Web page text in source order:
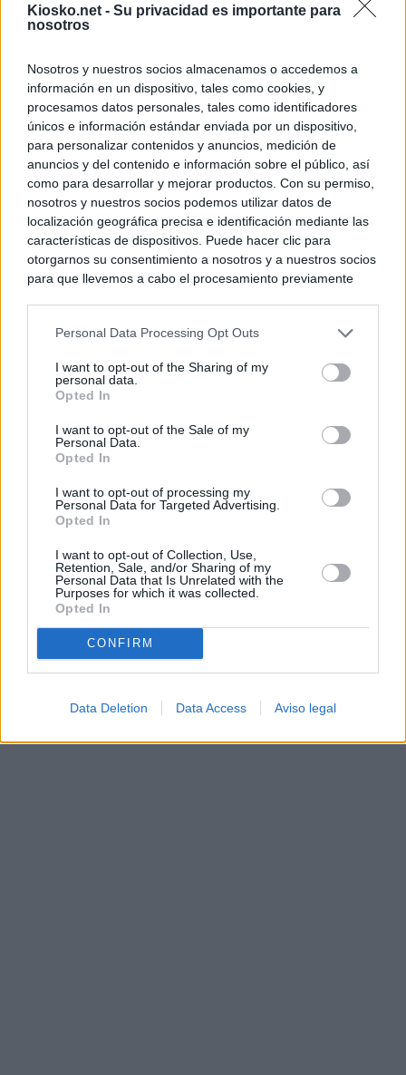
Kiosko.net - Su privacidad es importante para
nosotros
Nosotros y nuestros socios almacenamos o accedemos a
información en un dispositivo, tales como cookies, y
procesamos datos personales, tales como identificadores
únicos e información estándar enviada por un dispositivo,
para personalizar contenidos y anuncios, medición de
anuncios y del contenido e información sobre el público, así
como para desarrollar y mejorar productos. Con su permiso,
nosotros y nuestros socios podemos utilizar datos de
localización geográfica precisa e identificación mediante las
características de dispositivos. Puede hacer clic para
otorgarnos su consentimiento a nosotros y a nuestros socios
para que llevemos a cabo el procesamiento previamente
negar su consentimiento. Tenga en cuenta que algún
de su consentimiento, pero usted tiene el derecho de
rechazar tal procesamiento. Sus preferencias se aplicarán
cualquier momento entrando de nuevo en este sitio web o
visitando nuestra política de privacidad.
Personal Data Processing Opt Outs
I want to opt-out of the Sharing of my
personal data.
Opted In
I want to opt-out of the Sale of my
Personal Data.
Opted In
I want to opt-out of processing my
Personal Data for Targeted Advertising.
Opted In
I want to opt-out of Collection, Use,
Retention, Sale, and/or Sharing of my
Personal Data that Is Unrelated with the
Purposes for which it was collected.
Opted In
CONFIRM
Data Deletion Data Access Aviso legal